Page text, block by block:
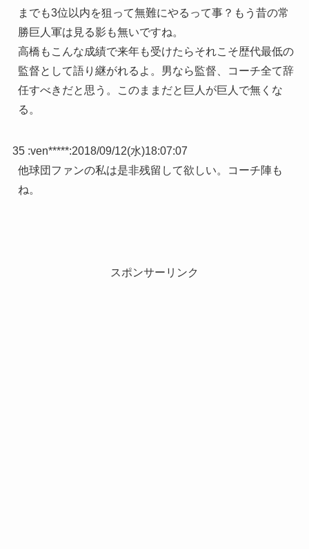
までも3位以内を狙って無難にやるって事？もう昔の常
勝巨人軍は見る影も無いですね。
高橋もこんな成績で来年も受けたらそれこそ歴代最低の
監督として語り継がれるよ。男なら監督、コーチ全て辞
任すべきだと思う。このままだと巨人が巨人で無くな
る。
35 :ven*****:2018/09/12(水)18:07:07
他球団ファンの私は是非残留して欲しい。コーチ陣も
ね。
スポンサーリンク